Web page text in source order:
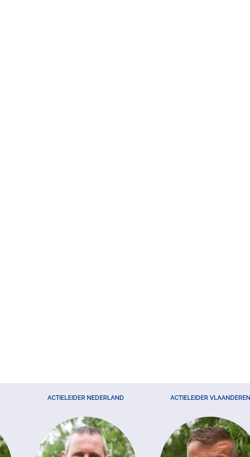
ACTIELEIDER NEDERLAND ACTIELEIDER VLAANDEREN